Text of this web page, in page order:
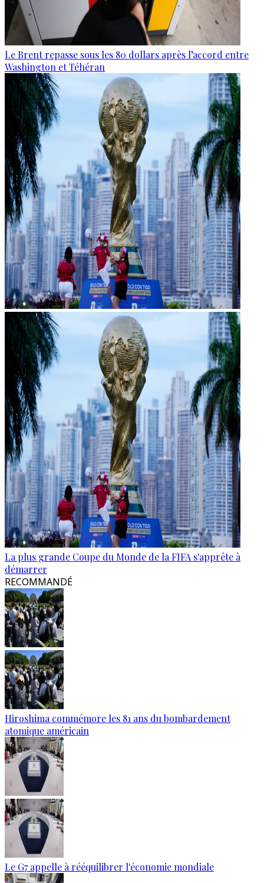
Le Brent repasse sous les 80 dollars après l’accord entre
Washington et Téhéran
La plus grande Coupe du Monde de la FIFA s'apprête à
démarrer
RECOMMANDÉ
Hiroshima commémore les 81 ans du bombardement
atomique américain
Le G7 appelle à rééquilibrer l'économie mondiale